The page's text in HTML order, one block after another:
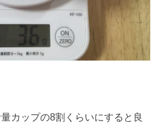
カップの8割くらいにすると良